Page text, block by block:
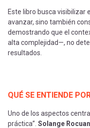
Este libro busca visibilizar
avanzar, sino también
demostrando que el
alta complejidad—, no
resultados.
QUÉ SE ENTIENDE
Uno de los aspectos
práctica”. Solange